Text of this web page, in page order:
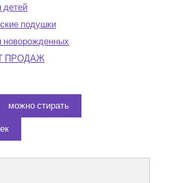
детей
подушки
новорожденных
ПРОДАЖ
можно стирать